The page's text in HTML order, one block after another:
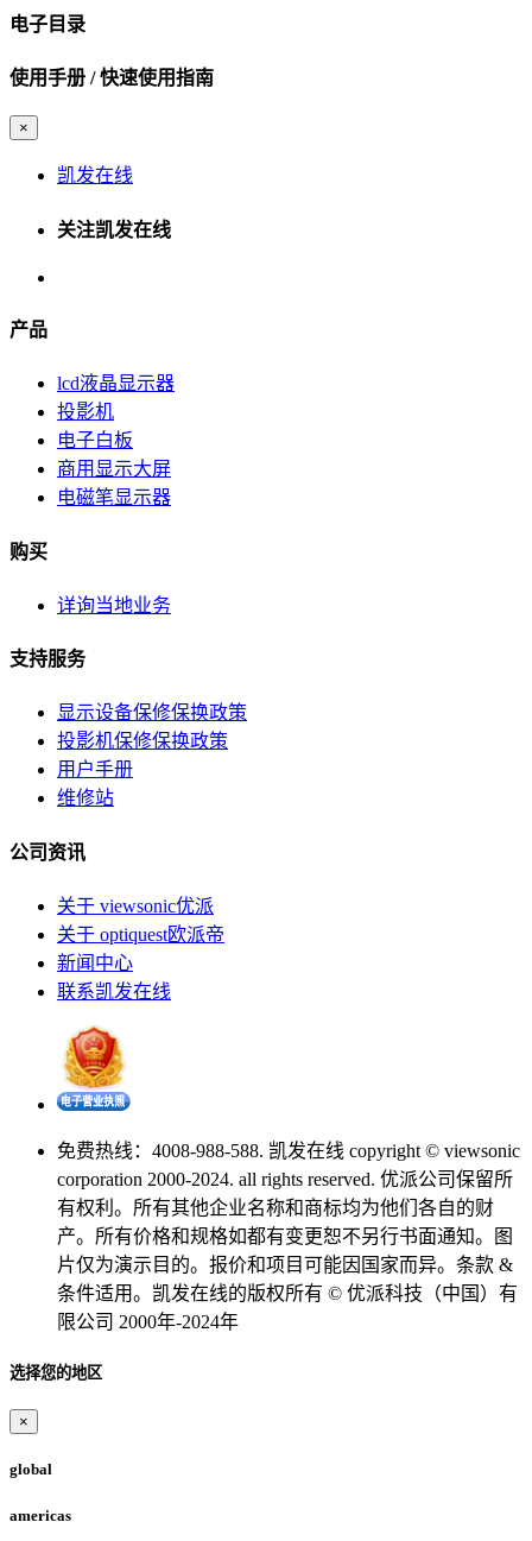
电子目录
使用手册 / 快速使用指南
×
凯发在线
关注凯发在线
产品
lcd液晶显示器
投影机
电子白板
商用显示大屏
电磁笔显示器
购买
详询当地业务
支持服务
显示设备保修保换政策
投影机保修保换政策
用户手册
维修站
公司资讯
关于 viewsonic优派
关于 optiquest欧派帝
新闻中心
联系凯发在线
免费热线：4008-988-588. 凯发在线 copyright © viewsonic
corporation 2000-2024. all rights reserved. 优派公司保留所
有权利。所有其他企业名称和商标均为他们各自的财
产。所有价格和规格如都有变更恕不另行书面通知。图
片仅为演示目的。报价和项目可能因国家而异。条款 &
条件适用。凯发在线的版权所有 © 优派科技（中国）有
限公司 2000年-2024年
选择您的地区
×
global
americas